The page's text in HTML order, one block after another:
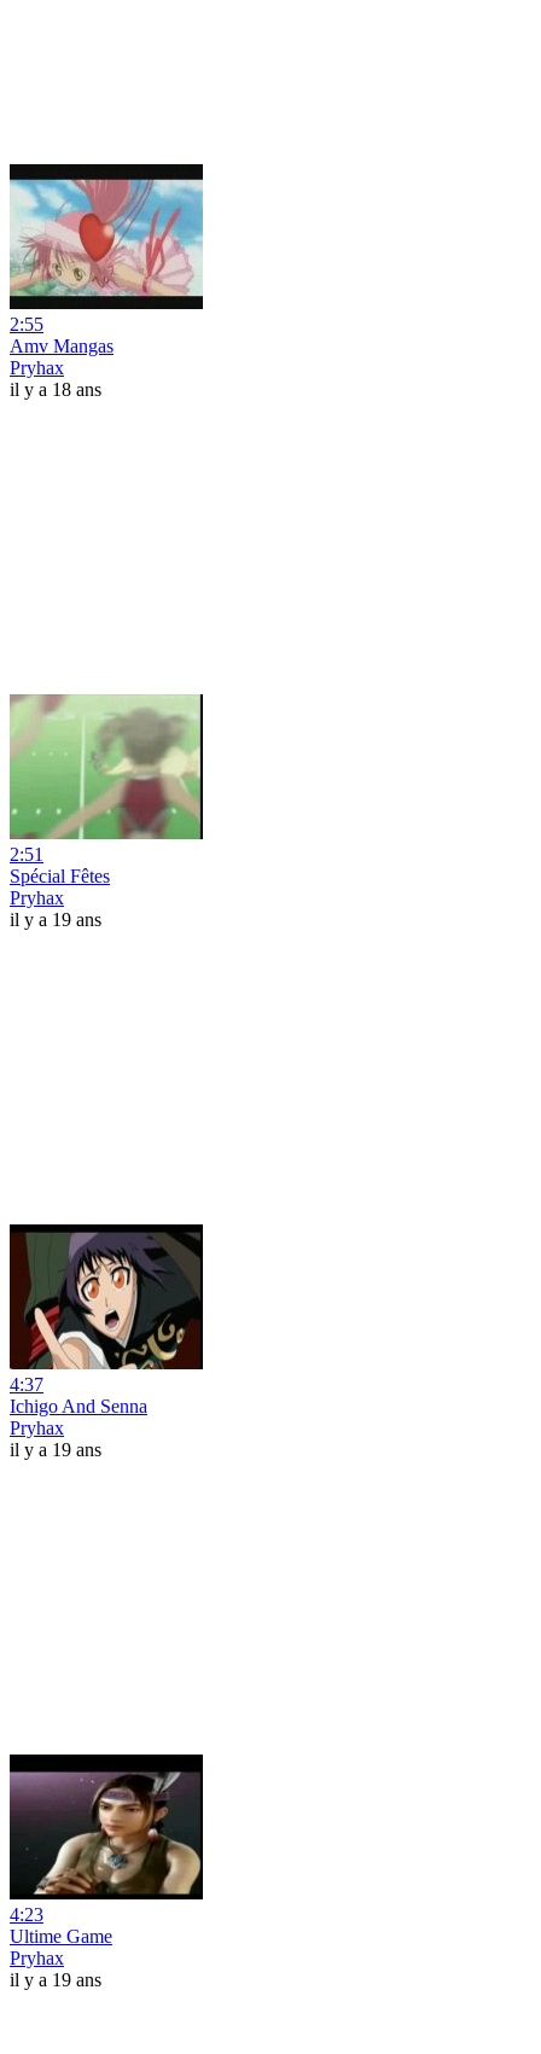
2:55
Amv Mangas
Pryhax
il y a 18 ans
2:51
Spécial Fêtes
Pryhax
il y a 19 ans
4:37
Ichigo And Senna
Pryhax
il y a 19 ans
4:23
Ultime Game
Pryhax
il y a 19 ans